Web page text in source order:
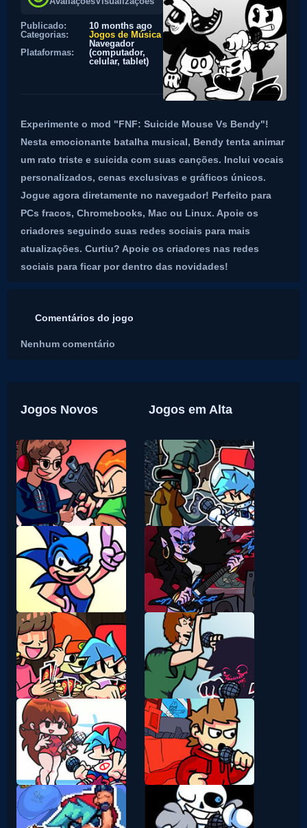
Publicado:
10 months ago
Categorias:
Jogos de Música
Plataformas:
Navegador
(computador,
celular, tablet)
Experimente o mod "FNF: Suicide Mouse Vs Bendy"!
Nesta emocionante batalha musical, Bendy tenta animar
um rato triste e suicida com suas canções. Inclui vocais
personalizados, cenas exclusivas e gráficos únicos.
Jogue agora diretamente no navegador! Perfeito para
PCs fracos, Chromebooks, Mac ou Linux. Apoie os
criadores seguindo suas redes sociais para mais
atualizações. Curtiu? Apoie os criadores nas redes
sociais para ficar por dentro das novidades!
Comentários do jogo
Nenhum comentário
Jogos Novos Jogos em Alta